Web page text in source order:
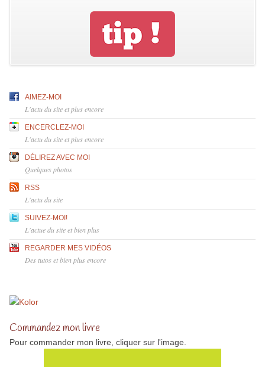
AIMEZ-MOI
L'actu du site et plus encore
ENCERCLEZ-MOI
L'actu du site et plus encore
DÉLIREZ AVEC MOI
Quelques photos
RSS
L'actu du site
SUIVEZ-MOI!
L'actue du site et bien plus
REGARDER MES VIDÉOS
Des tutos et bien plus encore
Commandez mon livre
Pour commander mon livre, cliquer sur l'image.